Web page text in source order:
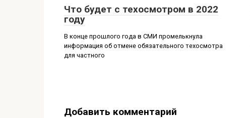
Что будет с техосмотром в 2022
году
В конце прошлого года в СМИ промелькнула
информация об отмене обязательного техосмотра
для частного
Добавить комментарий